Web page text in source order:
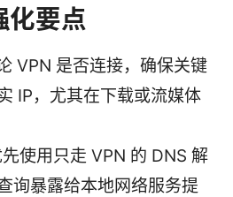
化要点
VPN 是否连接，确保关键
IP，尤其在下载或流媒体
使用只走 VPN 的 DNS 解
询暴露给本地网络服务提